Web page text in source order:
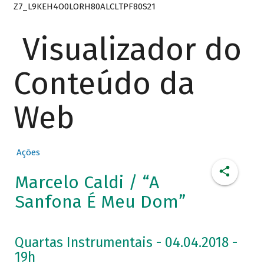
Z7_L9KEH4O0LORH80ALCLTPF80S21
Visualizador do
Conteúdo da
Web
Ações
Marcelo Caldi / “A
Sanfona É Meu Dom”
Quartas Instrumentais - 04.04.2018 -
19h